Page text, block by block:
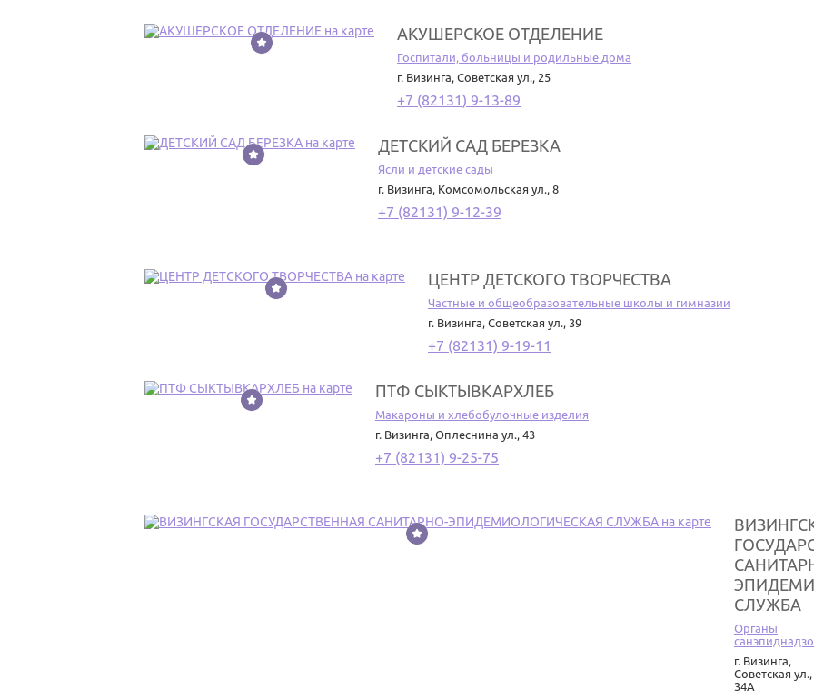
5 АКУШЕРСКОЕ ОТДЕЛЕНИЕ
Госпитали, больницы и родильные дома
г. Визинга, Советская ул., 25
+7 (82131) 9-13-89
6 ДЕТСКИЙ САД БЕРЕЗКА
Ясли и детские сады
г. Визинга, Комсомольская ул., 8
+7 (82131) 9-12-39
7 ЦЕНТР ДЕТСКОГО ТВОРЧЕСТВА
Частные и общеобразовательные школы и гимназии
г. Визинга, Советская ул., 39
+7 (82131) 9-19-11
8 ПТФ СЫКТЫВКАРХЛЕБ
Макароны и хлебобулочные изделия
г. Визинга, Оплеснина ул., 43
+7 (82131) 9-25-75
9
СЛУЖБА
Органы
г. Визинга,
Советская ул.,
34А